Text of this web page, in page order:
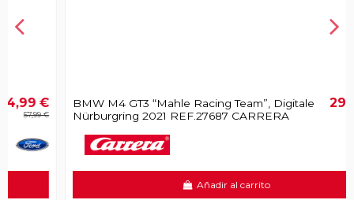
BMW M4 GT3 “Mahle Racing Team”, Digitale
Nürburgring 2021 REF.27687 CARRERA
29,99 €
Añadir al carrito